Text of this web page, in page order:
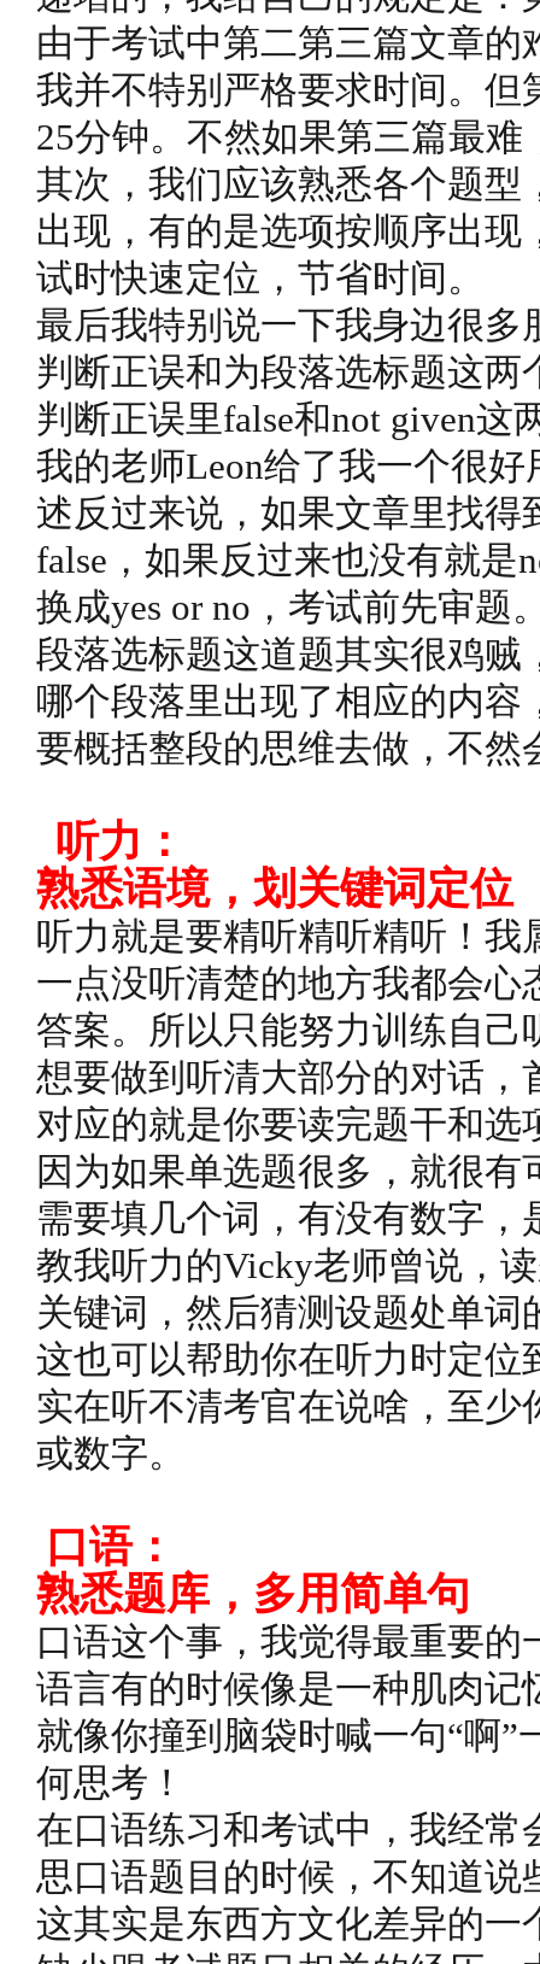
由于考试中第二第三篇文章
我并不特别严格要求时间。
25分钟。不然如果第三篇最难
其次，我们应该熟悉各个题
出现，有的是选项按顺序出
试时快速定位，节省时间。
最后我特别说一下我身边很
判断正误和为段落选标题这两
判断正误里false和not given
我的老师Leon给了我一个很
述反过来说，如果文章里找得
false，如果反过来也没有就是
换成yes or no，考试前先审题
段落选标题这道题其实很鸡
哪个段落里出现了相应的内
要概括整段的思维去做，不然
听力：
熟悉语境，划关键词定位
听力就是要精听精听精听！
一点没听清楚的地方我都会
答案。所以只能努力训练自己
想要做到听清大部分的对话
对应的就是你要读完题干和选
因为如果单选题很多，就很
需要填几个词，有没有数字，
教我听力的Vicky老师曾说，
关键词，然后猜测设题处单词
这也可以帮助你在听力时定
实在听不清考官在说啥，至
或数字。
口语：
熟悉题库，多用简单句
口语这个事，我觉得最重要
语言有的时候像是一种肌肉
就像你撞到脑袋时喊一句“啊
何思考！
在口语练习和考试中，我经
思口语题目的时候，不知道说
这其实是东西方文化差异的